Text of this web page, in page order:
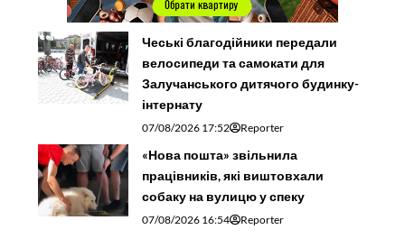
Чеські благодійники передали
велосипеди та самокати для
Залучанського дитячого будинку-
інтернату
07/08/2026 17:52 Reporter
«Нова пошта» звільнила
працівників, які виштовхали
собаку на вулицю у спеку
07/08/2026 16:54 Reporter